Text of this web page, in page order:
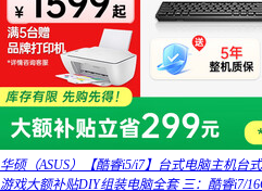
华硕（ASUS）【酷睿i5/i7】台式电脑主机台
游戏大额补贴DIY组装电脑全套 三：酷睿i7/